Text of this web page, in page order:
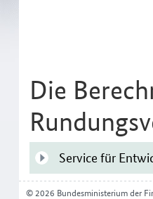
Die
Service für
© 2026 Bundesministerium der